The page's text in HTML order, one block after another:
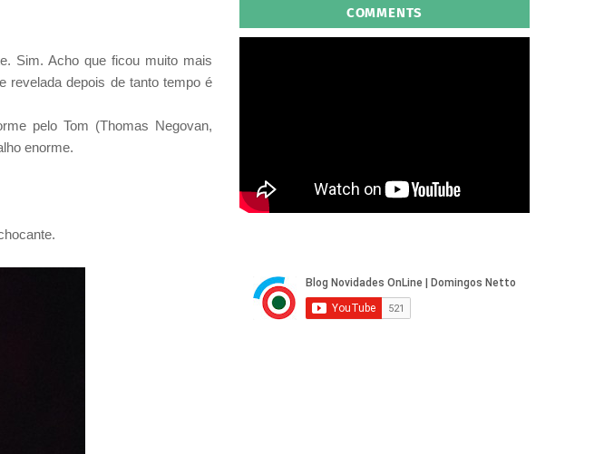
Sim. Acho que ficou muito mais
revelada depois de tanto tempo é
pelo Tom (Thomas Negovan,
enorme.
COMMENTS